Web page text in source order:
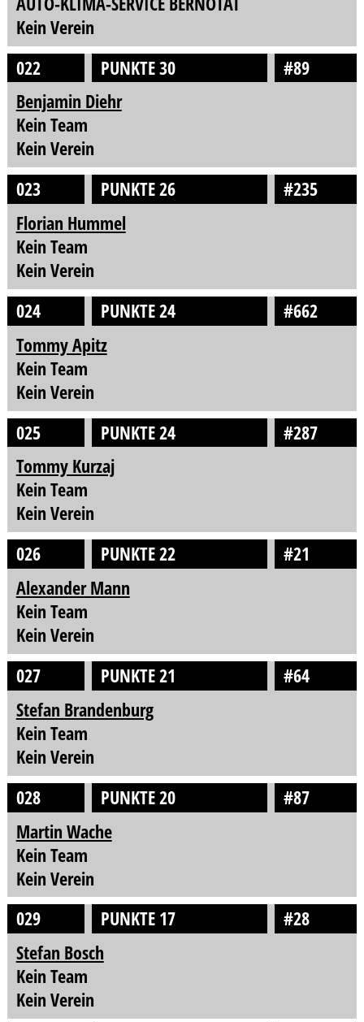
Kein Verein
022
PUNKTE 30
#89
Benjamin Diehr
Kein Team
Kein Verein
023
PUNKTE 26
#235
Florian Hummel
Kein Team
Kein Verein
024
PUNKTE 24
#662
Tommy Apitz
Kein Team
Kein Verein
025
PUNKTE 24
#287
Tommy Kurzaj
Kein Team
Kein Verein
026
PUNKTE 22
#21
Alexander Mann
Kein Team
Kein Verein
027
PUNKTE 21
#64
Stefan Brandenburg
Kein Team
Kein Verein
028
PUNKTE 20
#87
Martin Wache
Kein Team
Kein Verein
029
PUNKTE 17
#28
Stefan Bosch
Kein Team
Kein Verein